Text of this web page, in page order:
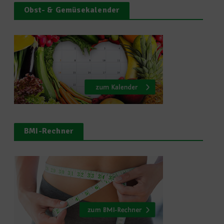
Obst- & Gemüsekalender
BMI-Rechner